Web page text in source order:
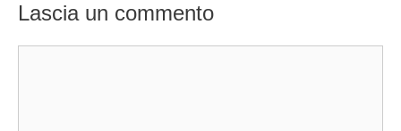
Lascia un commento